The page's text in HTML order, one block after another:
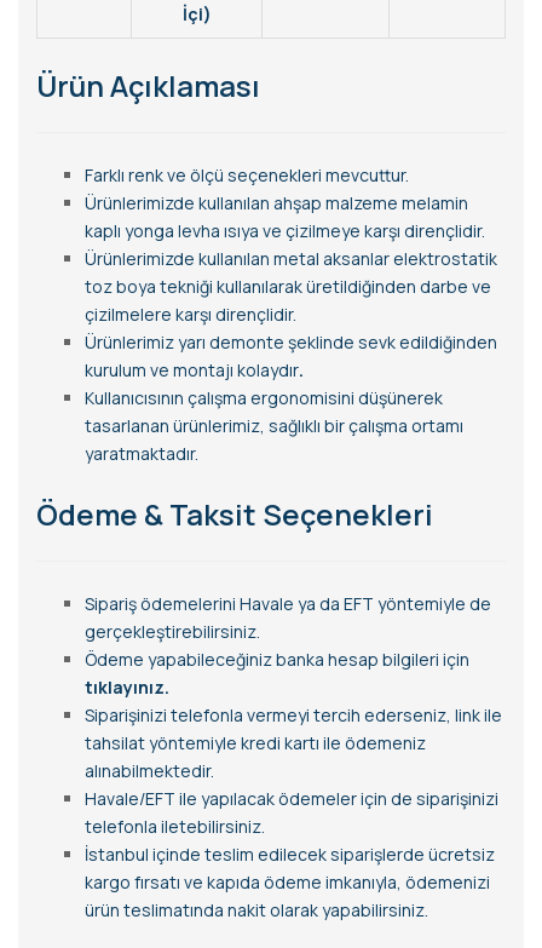
İçi)
Ürün Açıklaması
Farklı renk ve ölçü seçenekleri mevcuttur.
Ürünlerimizde kullanılan ahşap malzeme melamin
kaplı yonga levha ısıya ve çizilmeye karşı dirençlidir.
Ürünlerimizde kullanılan metal aksanlar elektrostatik
toz boya tekniği kullanılarak üretildiğinden darbe ve
çizilmelere karşı dirençlidir.
Ürünlerimiz yarı demonte şeklinde sevk edildiğinden
kurulum ve montajı kolaydır.
Kullanıcısının çalışma ergonomisini düşünerek
tasarlanan ürünlerimiz, sağlıklı bir çalışma ortamı
yaratmaktadır.
Ödeme & Taksit Seçenekleri
Sipariş ödemelerini Havale ya da EFT yöntemiyle de
gerçekleştirebilirsiniz.
Ödeme yapabileceğiniz banka hesap bilgileri için
tıklayınız.
Siparişinizi telefonla vermeyi tercih ederseniz, link ile
tahsilat yöntemiyle kredi kartı ile ödemeniz
alınabilmektedir.
Havale/EFT ile yapılacak ödemeler için de siparişinizi
telefonla iletebilirsiniz.
İstanbul içinde teslim edilecek siparişlerde ücretsiz
kargo fırsatı ve kapıda ödeme imkanıyla, ödemenizi
ürün teslimatında nakit olarak yapabilirsiniz.